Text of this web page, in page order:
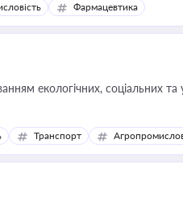
Фармацевтика
екологічних, соціальних
Транспорт